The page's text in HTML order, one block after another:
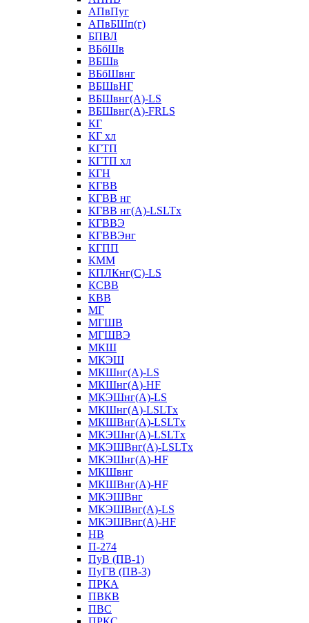
АПвПуг
АПвБШп(г)
БПВЛ
ВБбШв
ВБШв
ВБбШвнг
ВБШвНГ
ВБШвнг(А)-LS
ВБШвнг(А)-FRLS
КГ
КГ хл
КГТП
КГТП хл
КГН
КГВВ
КГВВ нг
КГВВ нг(А)-LSLTx
КГВВЭ
КГВВЭнг
КГПП
КММ
КПЛКнг(C)-LS
КСВВ
КВВ
МГ
МГШВ
МГШВЭ
МКШ
МКЭШ
МКШнг(А)-LS
МКШнг(А)-HF
МКЭШнг(А)-LS
МКШнг(А)-LSLTx
МКШВнг(A)-LSLTx
МКЭШнг(А)-LSLTx
МКЭШВнг(A)-LSLTx
МКЭШнг(А)-HF
МКШвнг
МКШВнг(А)-HF
МКЭШВнг
МКЭШВнг(А)-LS
МКЭШВнг(А)-HF
НВ
П-274
ПуВ (ПВ-1)
ПуГВ (ПВ-3)
ПРКА
ПВКВ
ПВС